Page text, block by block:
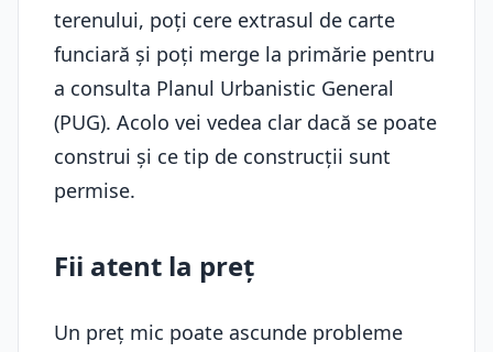
terenului, poți cere extrasul de carte
funciară și poți merge la primărie pentru
a consulta Planul Urbanistic General
(PUG). Acolo vei vedea clar dacă se poate
construi și ce tip de construcții sunt
permise.
Fii atent la preț
Un preț mic poate ascunde probleme